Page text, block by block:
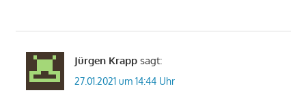
Jürgen Krapp sagt:
27.01.2021 um 14:44 Uhr